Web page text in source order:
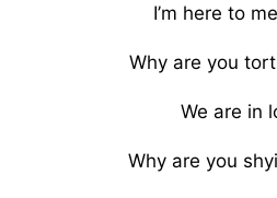
I’m here to
Why are you
We are in
Why are you